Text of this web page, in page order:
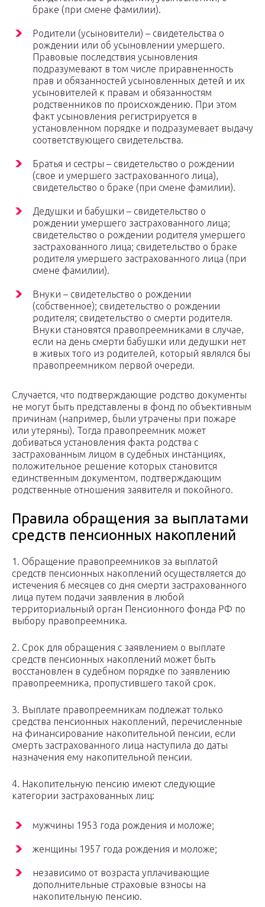
браке (при смене фамилии).
Родители (усыновители) – свидетельства о
рождении или об усыновлении умершего.
Правовые последствия усыновления
подразумевают в том числе приравненность
прав и обязанностей усыновленных детей и их
усыновителей к правам и обязанностям
родственников по происхождению. При этом
факт усыновления регистрируется в
установленном порядке и подразумевает выдачу
соответствующего свидетельства.
Братья и сестры – свидетельство о рождении
(свое и умершего застрахованного лица),
свидетельство о браке (при смене фамилии).
Дедушки и бабушки – свидетельство о
рождении умершего застрахованного лица;
свидетельство о рождении родителя умершего
застрахованного лица; свидетельство о браке
родителя умершего застрахованного лица (при
смене фамилии).
Внуки – свидетельство о рождении
(собственное); свидетельство о рождении
родителя; свидетельство о смерти родителя.
Внуки становятся правопреемниками в случае,
если на день смерти бабушки или дедушки нет
в живых того из родителей, который являлся бы
правопреемником первой очереди.
Случается, что подтверждающие родство документы
не могут быть представлены в фонд по объективным
причинам (например, были утрачены при пожаре
или утеряны). Тогда правопреемник может
добиваться установления факта родства с
застрахованным лицом в судебных инстанциях,
положительное решение которых становится
единственным документом, подтверждающим
родственные отношения заявителя и покойного.
Правила обращения за выплатами
средств пенсионных накоплений
1. Обращение правопреемников за выплатой
средств пенсионных накоплений осуществляется до
истечения 6 месяцев со дня смерти застрахованного
лица путем подачи заявления в любой
территориальный орган Пенсионного фонда РФ по
выбору правопреемника.
2. Срок для обращения с заявлением о выплате
средств пенсионных накоплений может быть
восстановлен в судебном порядке по заявлению
правопреемника, пропустившего такой срок.
3. Выплате правопреемникам подлежат только
средства пенсионных накоплений, перечисленные
на финансирование накопительной пенсии, если
смерть застрахованного лица наступила до даты
назначения ему накопительной пенсии.
4. Накопительную пенсию имеют следующие
категории застрахованных лиц:
мужчины 1953 года рождения и моложе;
женщины 1957 года рождения и моложе;
независимо от возраста уплачивающие
дополнительные страховые взносы на
накопительную пенсию.